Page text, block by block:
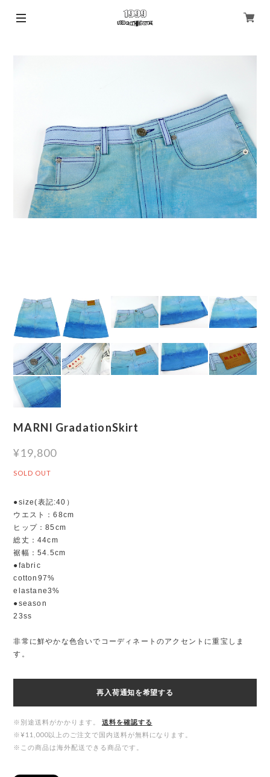
MARNI GradationSkirt
¥19,800
SOLD OUT
●size(表記:40）
ウエスト：68cm
ヒップ：85cm
総丈：44cm
裾幅：54.5cm
●fabric
cotton97%
elastane3%
●season
23ss
非常に鮮やかな色合いでコーディネートのアクセントに重宝しま
す。
再入荷通知を希望する
※別途送料がかかります。
送料を確認する
※¥11,000以上のご注文で国内送料が無料になります。
※この商品は海外配送できる商品です。